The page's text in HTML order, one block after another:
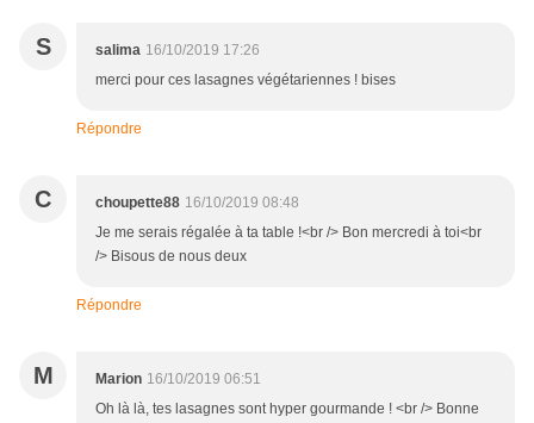
S salima 16/10/2019 17:26
merci pour ces lasagnes végétariennes ! bises
Répondre
C choupette88 16/10/2019 08:48
Je me serais régalée à ta table !<br /> Bon mercredi à toi<br
/> Bisous de nous deux
Répondre
M Marion 16/10/2019 06:51
Oh là là, tes lasagnes sont hyper gourmande ! <br /> Bonne